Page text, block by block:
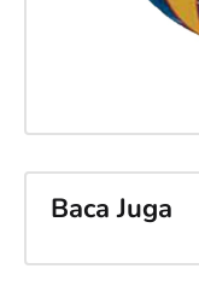
Baca Juga